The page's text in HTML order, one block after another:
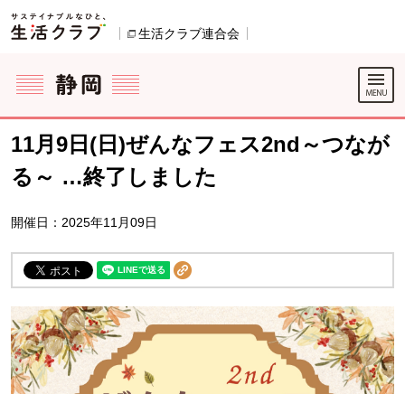
ページの先頭です。
生活クラブ連合会
11月9日(日)ぜんなフェス2nd～つなが
る～ …終了しました
開催日：2025年11月09日